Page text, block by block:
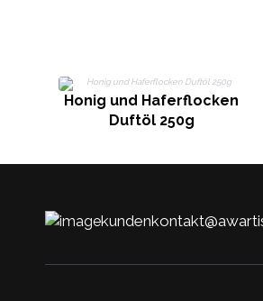
Honig und Haferflocken
Duftöl 250g